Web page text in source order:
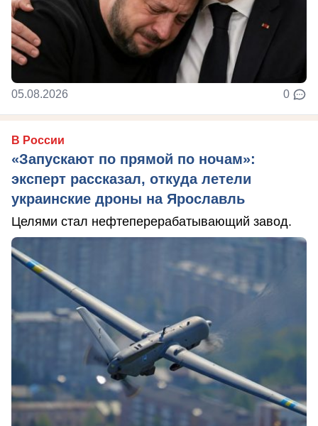
05.08.2026 0
В России
«Запускают по прямой по ночам»:
эксперт рассказал, откуда летели
украинские дроны на Ярославль
Целями стал нефтеперерабатывающий завод.